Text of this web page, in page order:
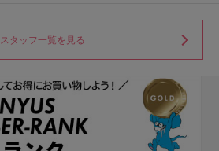
スタッフ一覧を見る